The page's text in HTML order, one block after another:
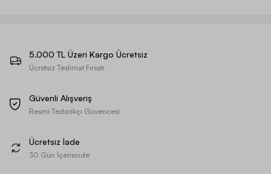
5.000 TL Üzeri Kargo Ücretsiz
Ücretsiz Teslimat Fırsatı
Güvenli Alışveriş
Resmi Tedarikçi Güvencesi
Ücretsiz İade
30 Gün İçerisinde